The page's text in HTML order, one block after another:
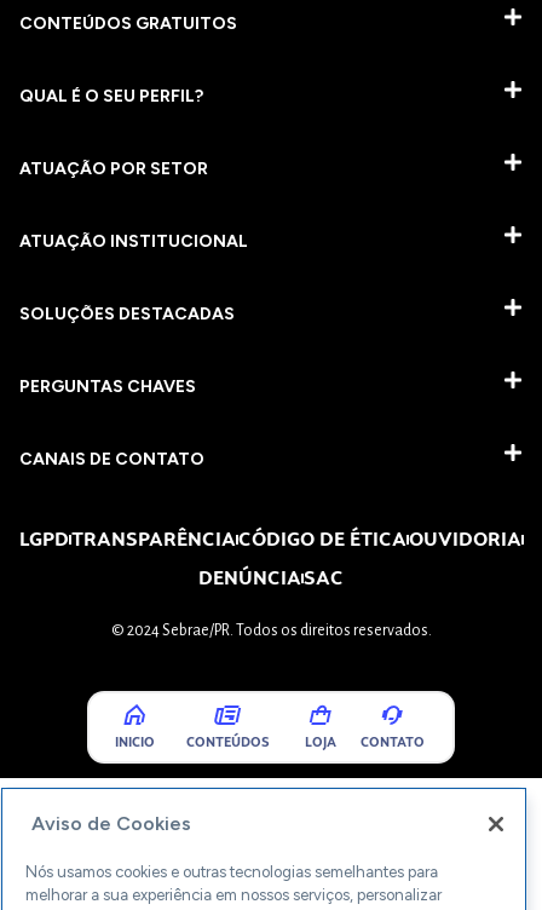
CONTEÚDOS GRATUITOS
QUAL É O SEU PERFIL?
ATUAÇÃO POR SETOR
ATUAÇÃO INSTITUCIONAL
SOLUÇÕES DESTACADAS
PERGUNTAS CHAVES​
CANAIS DE CONTATO
LGPDTRANSPARÊNCIACÓDIGO DE ÉTICAOUVIDORIA
DENÚNCIASAC
© 2024 Sebrae/PR. Todos os direitos reservados.
INICIO CONTEÚDOS LOJA CONTATO
Aviso de Cookies
Nós usamos cookies e outras tecnologias semelhantes para
melhorar a sua experiência em nossos serviços, personalizar